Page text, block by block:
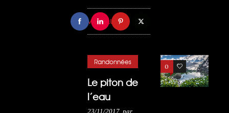
VOIR PLUS
0 4
Randonnées
Le piton de
l’eau
23/11/2017 par